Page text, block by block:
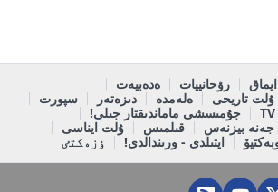
ايماق رۋحانييات
ەدەبيەت
ۇلت تاريحى ەلەمدە دىزەتەر
سپورت
جۇمىسشى ماماندىقتار جىلى!
جەنە بيزنەس قىلمىس
ۇلت ايناسى
ايتىلدى - ورىندالدى! ٶزەكتٸ